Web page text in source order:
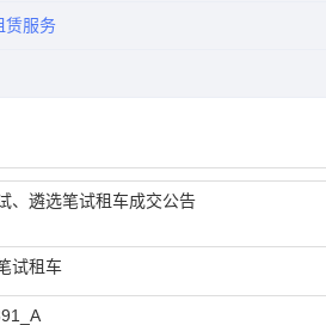
赁服务
、遴选笔试租车成交公告
试租车